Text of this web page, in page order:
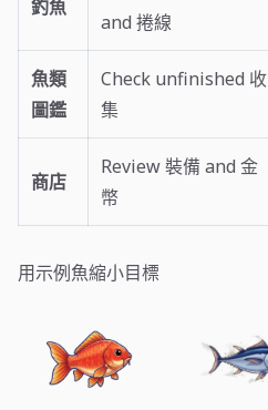
釣魚
and 捲線
魚類
圖鑑
Check unfinished 收
集
商店
Review 裝備 and 金
幣
用示例魚縮小目標